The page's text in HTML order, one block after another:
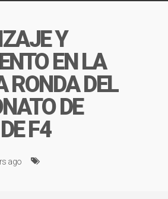
Y
EN LA
RONDA DEL
DE
F4
ago